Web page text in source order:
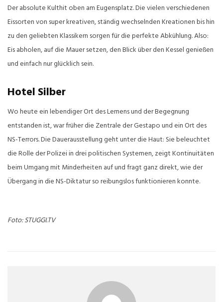
Der absolute Kulthit oben am Eugensplatz. Die vielen verschiedenen
Eissorten von super kreativen, ständig wechselnden Kreationen bis hin
zu den geliebten Klassikern sorgen für die perfekte Abkühlung. Also:
Eis abholen, auf die Mauer setzen, den Blick über den Kessel genießen
und einfach nur glücklich sein.
Hotel Silber
Wo heute ein lebendiger Ort des Lernens und der Begegnung
entstanden ist, war früher die Zentrale der Gestapo und ein Ort des
NS-Terrors. Die Dauerausstellung geht unter die Haut: Sie beleuchtet
die Rolle der Polizei in drei politischen Systemen, zeigt Kontinuitäten
beim Umgang mit Minderheiten auf und fragt ganz direkt, wie der
Übergang in die NS-Diktatur so reibungslos funktionieren konnte.
Foto: STUGGI.TV